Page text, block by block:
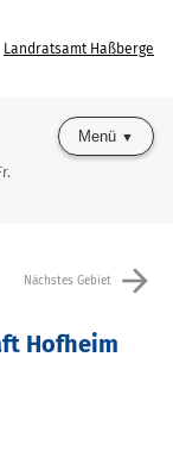
Landratsamt Haßberge
Menü
Nächstes Gebiet arrow_forward
Hofheim